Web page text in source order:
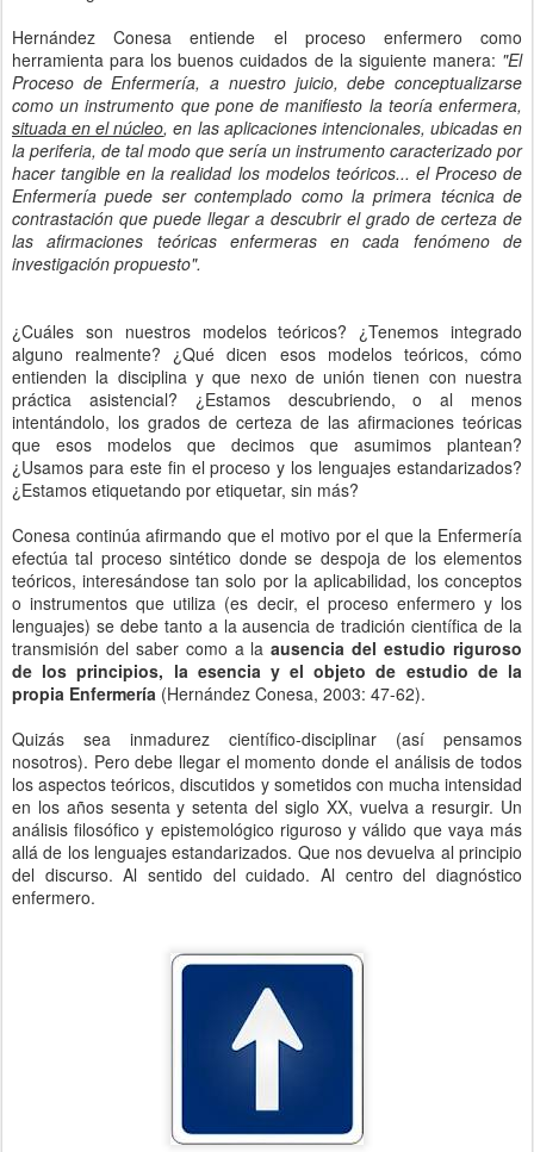
Hernández Conesa entiende el proceso enfermero como
herramienta para los buenos cuidados de la siguiente manera: "El
Proceso de Enfermería, a nuestro juicio, debe conceptualizarse
como un instrumento que pone de manifiesto la teoría enfermera,
situada en el núcleo, en las aplicaciones intencionales, ubicadas en
la periferia, de tal modo que sería un instrumento caracterizado por
hacer tangible en la realidad los modelos teóricos... el Proceso de
Enfermería puede ser contemplado como la primera técnica de
contrastación que puede llegar a descubrir el grado de certeza de
las afirmaciones teóricas enfermeras en cada fenómeno de
investigación propuesto".
¿Cuáles son nuestros modelos teóricos? ¿Tenemos integrado
alguno realmente? ¿Qué dicen esos modelos teóricos, cómo
entienden la disciplina y que nexo de unión tienen con nuestra
práctica asistencial? ¿Estamos descubriendo, o al menos
intentándolo, los grados de certeza de las afirmaciones teóricas
que esos modelos que decimos que asumimos plantean?
¿Usamos para este fin el proceso y los lenguajes estandarizados?
¿Estamos etiquetando por etiquetar, sin más?
Conesa continúa afirmando que el motivo por el que la Enfermería
efectúa tal proceso sintético donde se despoja de los elementos
teóricos, interesándose tan solo por la aplicabilidad, los conceptos
o instrumentos que utiliza (es decir, el proceso enfermero y los
lenguajes) se debe tanto a la ausencia de tradición científica de la
transmisión del saber como a laausencia del estudio riguroso
de los principios, la esencia y el objeto de estudio de la
propia Enfermería (Hernández Conesa, 2003: 47-62).
Quizás sea inmadurez científico-disciplinar (así pensamos
nosotros). Pero debe llegar el momento donde el análisis de todos
los aspectos teóricos, discutidos y sometidos con mucha intensidad
en los años sesenta y setenta del siglo XX, vuelva a resurgir. Un
análisis filosófico y epistemológico riguroso y válido que vaya más
allá de los lenguajes estandarizados. Que nos devuelva al principio
del discurso. Al sentido del cuidado. Al centro del diagnóstico
enfermero.